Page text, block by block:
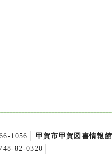
1056 甲賀市甲賀図書情報館
82-0320